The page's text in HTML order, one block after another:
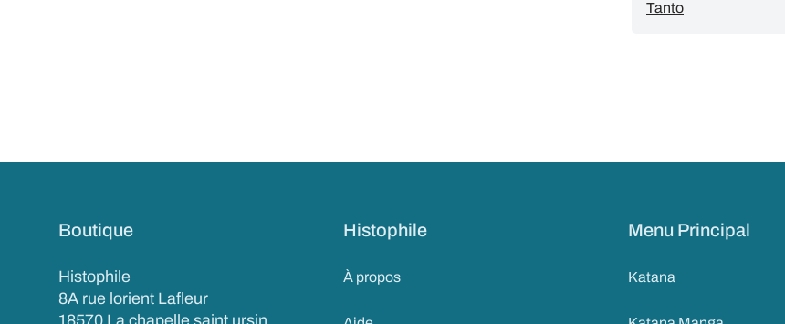
Tanto
Boutique
Histophile
8A rue lorient Lafleur
18570 La chapelle saint ursin
Histophile
À propos
Menu Principal
Katana